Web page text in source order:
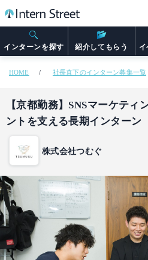
インターンを探す 紹介してもらう
HOME 社長直下のインターン募集一覧
【京都勤務】SNSマーケティ
ントを支える長期インターン
株式会社つむぐ